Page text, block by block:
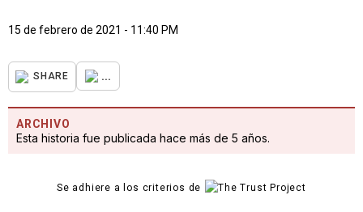
15 de febrero de 2021 - 11:40 PM
SHARE ...
ARCHIVO
Esta historia fue publicada hace más de 5 años.
Se adhiere a los criterios de